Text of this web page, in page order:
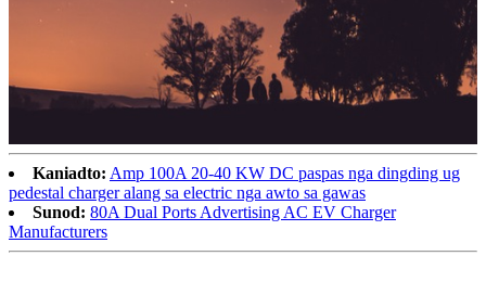
Kaniadto: Amp 100A 20-40 KW DC paspas nga dingding ug
pedestal charger alang sa electric nga awto sa gawas
Sunod: 80A Dual Ports Advertising AC EV Charger
Manufacturers